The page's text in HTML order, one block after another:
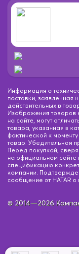
Информация о
поставки, заявленная
действительных в
Изображения товаров
на сайте, могут
товара, указанная в
фактической к
товар. Убедительная
Перед покупкой,
на официальном сайте
спецификацию
компании.
сообщение от HATAR о
© 2014—2026